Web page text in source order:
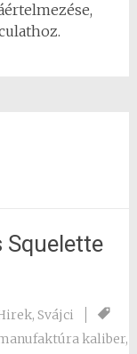
Squelette
, Svájci
kaliber,